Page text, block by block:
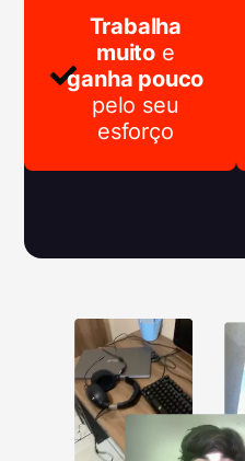
Trabalha
muitoe
ganha pouco
pelo seu
esforço